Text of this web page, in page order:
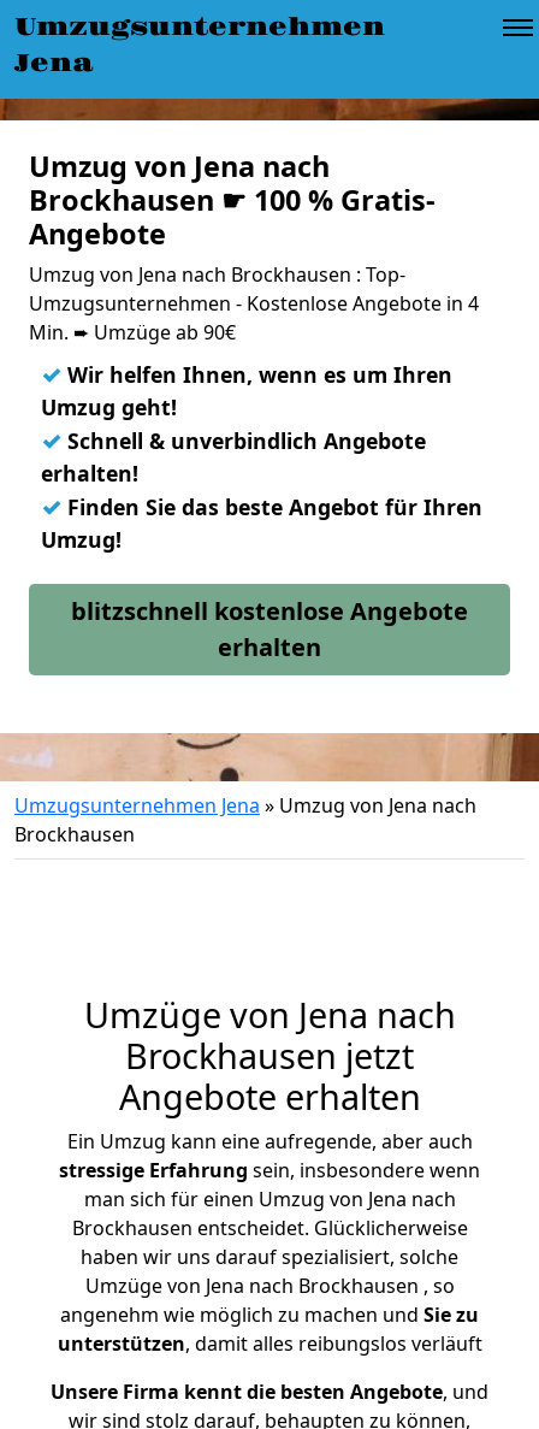
Umzugsunternehmen
Jena
Umzug von Jena nach
Brockhausen ☛ 100 % Gratis-
Angebote
Umzug von Jena nach Brockhausen : Top-
Umzugsunternehmen - Kostenlose Angebote in 4
Min. ➨ Umzüge ab 90€
✓ Wir helfen Ihnen, wenn es um Ihren
Umzug geht!
✓ Schnell & unverbindlich Angebote
erhalten!
✓ Finden Sie das beste Angebot für Ihren
Umzug!
blitzschnell kostenlose Angebote
erhalten
Umzugsunternehmen Jena » Umzug von Jena nach
Brockhausen
Umzüge von Jena nach
Brockhausen jetzt
Angebote erhalten
Ein Umzug kann eine aufregende, aber auch
stressige Erfahrung sein, insbesondere wenn
man sich für einen Umzug von Jena nach
Brockhausen entscheidet. Glücklicherweise
haben wir uns darauf spezialisiert, solche
Umzüge von Jena nach Brockhausen , so
angenehm wie möglich zu machen und Sie zu
unterstützen, damit alles reibungslos verläuft
Unsere Firma kennt die besten Angebote, und
wir sind stolz darauf, behaupten zu können,